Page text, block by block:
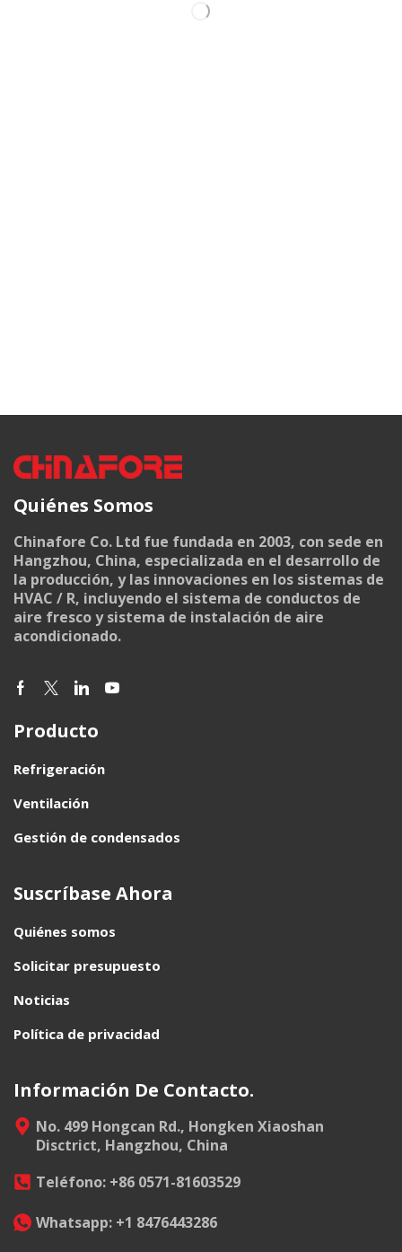
Quiénes Somos
Chinafore Co. Ltd fue fundada en 2003, con sede en
Hangzhou, China, especializada en el desarrollo de
la producción, y las innovaciones en los sistemas de
HVAC / R, incluyendo el sistema de conductos de
aire fresco y sistema de instalación de aire
acondicionado.
Producto
Refrigeración
Ventilación
Gestión de condensados
Suscríbase Ahora
Quiénes somos
Solicitar presupuesto
Noticias
Política de privacidad
Información De Contacto.
No. 499 Hongcan Rd., Hongken Xiaoshan
Disctrict, Hangzhou, China
Teléfono: +86 0571-81603529
Whatsapp: +1 8476443286